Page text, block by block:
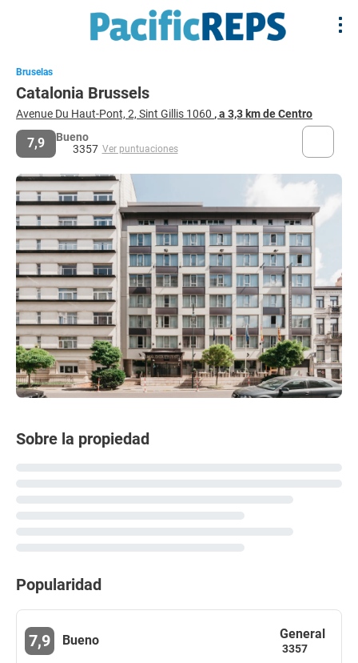
Bruselas
Catalonia Brussels
Avenue Du Haut-Pont, 2, Sint Gillis 1060 , a 3,3 km de Centro
7,9
Bueno
3357 Ver puntuaciones
Sobre la propiedad
Popularidad
7,9 Bueno General
3357